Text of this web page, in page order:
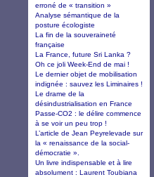
erroné de « transition »
Analyse sémantique de la
posture écologiste
La fin de la souveraineté
française
La France, future Sri Lanka ?
Oh ce joli Week-End de mai !
Le dernier objet de mobilisation
indignée : sauvez les Liminaires !
Le drame de la
désindustrialisation en France
Passe-CO2 : le délire commence
à se voir un peu trop !
L’article de Jean Peyrelevade sur
la « renaissance de la social-
démocratie ».
Un livre indispensable et à lire
absolument : Laurent Toubiana